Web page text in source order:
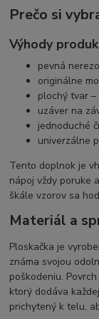
Prečo si
Výhody
pevná
originálne
plochý tvar
uzáver na
jednoduché
univerzálne
Tento doplnok je
nápoj vždy poruke
škále vzorov sa
Materiál a
Ploskačka je
známa svojou
poškodeniu.
ktorý dodáva
prichytený k telu,